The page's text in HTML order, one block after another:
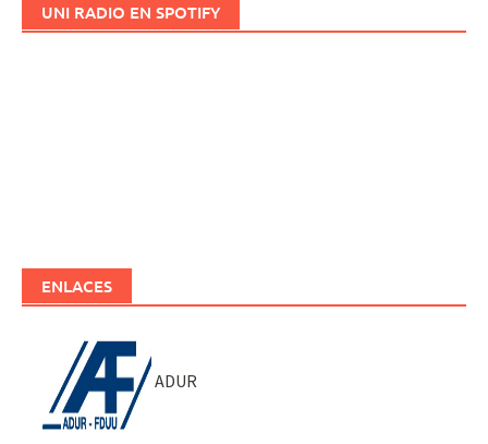
UNI RADIO EN SPOTIFY
ENLACES
ADUR